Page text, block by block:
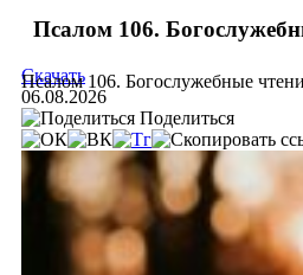
Псалом 106.
Псалом 106. Богослужебные
Скачать
06.08.2026
Поделиться